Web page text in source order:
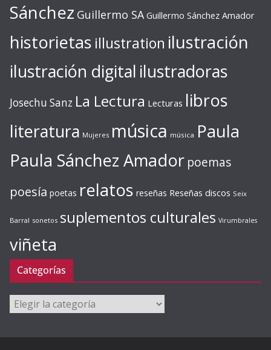
Sánchez Guillermo SA Guillermo Sánchez Amador
historietas illustration ilustración
ilustración digital ilustradoras
Josechu Sanz La Lectura Lecturas libros
literatura Mujeres música música Paula
Paula Sánchez Amador poemas
poesía poetas relatos reseñas Reseñas discos Seix
Barral sonetos suplementos culturales Virumbrales
viñeta
Categorías
Categorías